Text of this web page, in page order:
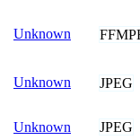
Unknown
Unknown JPEG
Unknown JPEG